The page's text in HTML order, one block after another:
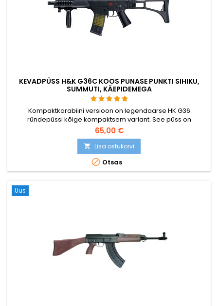
KEVADPÜSS H&K G36C KOOS PUNASE PUNKTI SIHIKU,
SUMMUTI, KÄEPIDEMEGA
Kompaktkarabiini versioon on legendaarse HK G36
ründepüssi kõige kompaktsem variant. See püss on
varustatud Picatinny rööbastega punktsihikute ja
lisaseadmete hoidmiseks, samuti on sellel püssil kruvitav
välgupüüdja ja esikäepide.
65,00 €
 Lisa ostukorvi
 Otsas
Uus